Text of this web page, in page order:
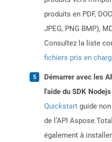
produits en PDF,
JPEG, PNG BMP),
Consultez la liste
fichiers pris en
Démarrer avec les
l'aide du SDK
Quickstart guide
de l’API
également à